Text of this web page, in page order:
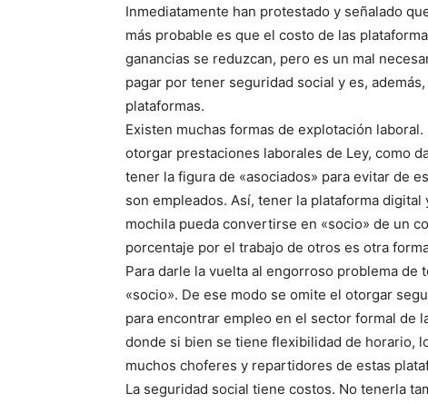
Inmediatamente han protestado y señalado
más probable es que el costo de las
ganancias se reduzcan, pero es un mal
pagar por tener seguridad social y es,
plataformas.
Existen muchas formas de explotación
otorgar prestaciones laborales de Ley, como
tener la figura de «asociados» para evitar de
son empleados. Así, tener la plataforma
mochila pueda convertirse en «socio» de un
porcentaje por el trabajo de otros es otra
Para darle la vuelta al engorroso problema
«socio». De ese modo se omite el otorgar
para encontrar empleo en el sector formal de
donde si bien se tiene flexibilidad de horario,
muchos choferes y repartidores de estas
La seguridad social tiene costos. No tenerla